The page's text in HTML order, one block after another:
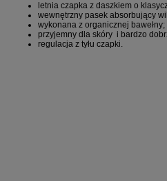
letnia czapka z daszkiem o
wewnętrzny pasek absorbujący
wykonana z organicznej bawełny;
przyjemny dla skóry i bardzo
regulacja z tyłu czapki.